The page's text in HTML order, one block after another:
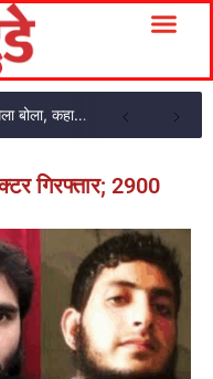
राहुल गांधी ने कार की टंकी खोलकर E20 पर हमला बोला, कहा- पूरी दाल ही काली है
गिरफ्तार; 2900